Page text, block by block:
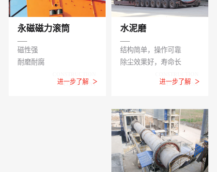
永磁磁力滚筒
磁性强
耐磨耐腐
进一步了解
EQUIPMENT
水泥磨
结构简单，操作可靠
除尘效果好，寿命长
进一步了解
EQUIPMENT